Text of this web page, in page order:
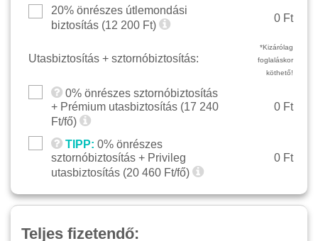
20% önrészes útlemondási
biztosítás (12 200 Ft)
0 Ft
Utasbiztosítás + sztornóbiztosítás:
*Kizárólag
foglaláskor
köthető!
0% önrészes sztornóbiztosítás
+ Prémium utasbiztosítás (17 240
Ft/fő)
0 Ft
TIPP: 0% önrészes
sztornóbiztosítás + Privileg
utasbiztosítás (20 460 Ft/fő)
0 Ft
Teljes fizetendő: